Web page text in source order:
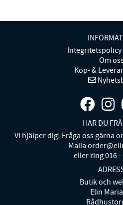
Integritetspolicy
Om
Köp- &
HAR DU
Vi hjälper dig! Fråga oss gärna
Maila
eller ring 016 -
Butik och
Elin